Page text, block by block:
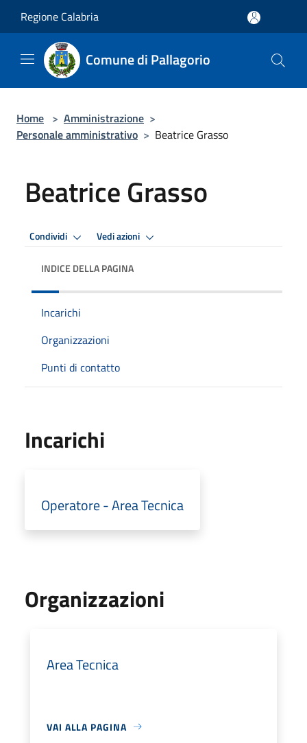
Regione Calabria
Comune di Pallagorio
Home > Amministrazione >
Personale amministrativo > Beatrice Grasso
Beatrice Grasso
Condividi Vedi azioni
INDICE DELLA PAGINA
Incarichi
Organizzazioni
Punti di contatto
Incarichi
Operatore - Area Tecnica
Organizzazioni
Area Tecnica
VAI ALLA PAGINA